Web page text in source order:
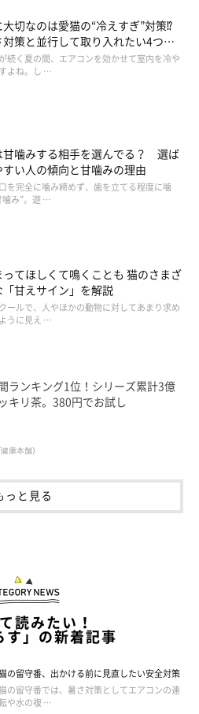
ときの様子や、愛猫を迎え入れて
ちアプリ」内アンケート調査
臆病ということだったので、
ルを用意していたら、ずっとそ
なかなか姿を見せず、幻の猫
人の前でくつろぐようになりま
食事のとき以外、出てこなか
も飲んでくれたのですが、2日
大切なのは愛猫の“冷えすぎ”対策⁉
対策と並行して取り入れたい4つの
続く夏の間、エアコンを効かせて室内を冷や
よね。し …
甘噛みする相手を選んでる？ 選ば
すい人の傾向と甘噛みの理由
を完全に噛み締めず、歯を立てる程度に噛
噛み”。遊 …
ってほしくて鳴くことも 猫のさまざ
「甘えサイン」を解説
ールで、人やほかの動物に対してあまり求め
うに見え …
ランキング1位！シリーズ累計3億
キリ茶。380円でお試し
康本舗)
っと見る
読みたい！
す」の新着記事
の留守番、出かける前に見直したい安全対策
の留守番では、暑さ対策としてエアコンの連
や水の複 …